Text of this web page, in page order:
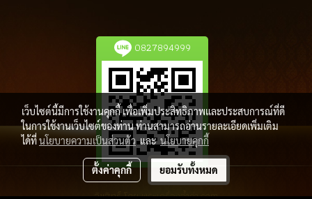
0827894999
ลิขสิทธิ์ โดย พระเครื่องล้ำค่า.com
เว็บไซต์นี้มีการใช้งานคุกกี้ เพื่อเพิ่มประสิทธิภาพและประสบการณ์ที่ดี
ในการใช้งานเว็บไซต์ของท่าน ท่านสามารถอ่านรายละเอียดเพิ่มเติม
ได้ที่นโยบายความเป็นส่วนตัวและ นโยบายคุกกี้
ตั้งค่าคุกกี้ ยอมรับทั้งหมด